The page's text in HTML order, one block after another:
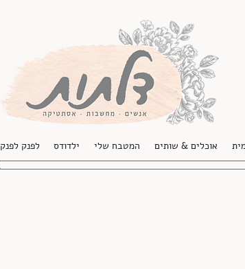
אוכלים & שותים המטבח שלי ילדודס לפנק לפנק